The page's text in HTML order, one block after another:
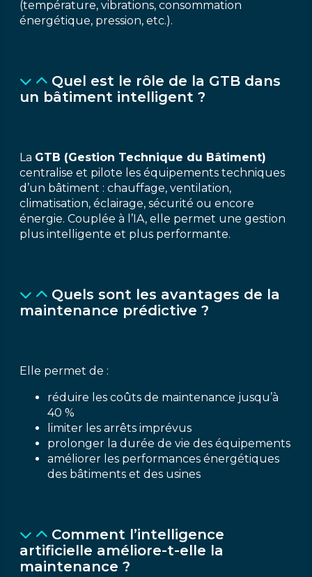
(température, vibrations, consommation
énergétique, pression, etc.).
Quel est le rôle de la GTB dans
un bâtiment intelligent ?
La GTB (Gestion Technique du Bâtiment)
centralise et pilote les équipements techniques
d’un bâtiment : chauffage, ventilation,
climatisation, éclairage, sécurité ou encore
énergie. Couplée à l’IA, elle permet une gestion
plus intelligente et plus performante.
Quels sont les avantages de la
maintenance prédictive ?
Elle permet de :
réduire les coûts de maintenance jusqu’à
40 %
limiter les arrêts imprévus
prolonger la durée de vie des équipements
améliorer les performances énergétiques
des bâtiments et des usines
Comment l’intelligence
artificielle améliore-t-elle la
maintenance ?